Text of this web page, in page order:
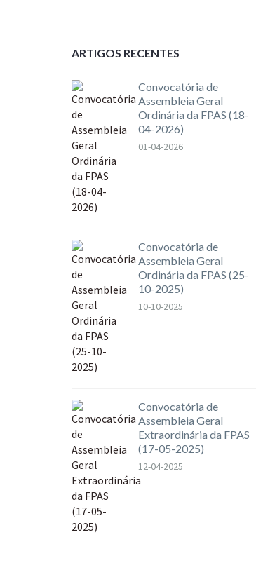
ARTIGOS RECENTES
Convocatória de
Assembleia Geral
Ordinária da FPAS (18-
04-2026)
01-04-2026
Convocatória de
Assembleia Geral
Ordinária da FPAS (25-
10-2025)
10-10-2025
Convocatória de
Assembleia Geral
Extraordinária da FPAS
(17-05-2025)
12-04-2025